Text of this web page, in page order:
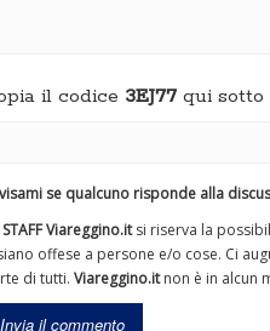
il codice 3EJ77 qui sotto
se qualcuno risponde alla
STAFF Viareggino.itsi riserva la
offese a persone e/o cose. Ci
di tutti. Viareggino.itnon è in alcun